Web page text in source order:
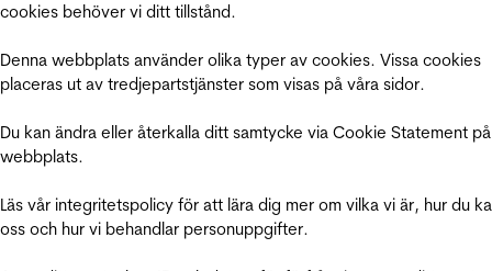
cookies behöver vi ditt tillstånd.
Denna webbplats använder olika typer av cookies. Vissa cookies
placeras ut av tredjepartstjänster som visas på våra sidor.
Du kan ändra eller återkalla ditt samtycke via Cookie Statement
webbplats.
Läs vår integritetspolicy för att lära dig mer om vilka vi är, hur du
oss och hur vi behandlar personuppgifter.